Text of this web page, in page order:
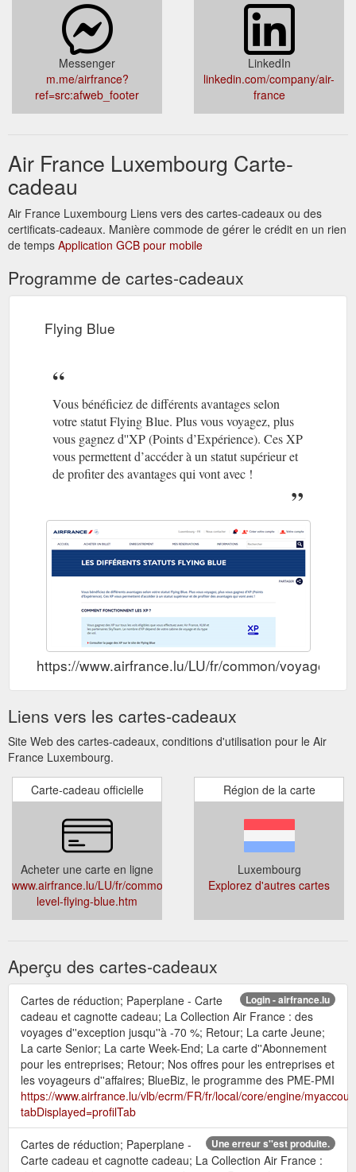
telephone-portable.htm
Messenger
m.me/airfrance?
ref=src:afweb_footer
LinkedIn
linkedin.com/company/air-
france
Air France Luxembourg Carte-
cadeau
Air France Luxembourg Liens vers des cartes-cadeaux ou des
certificats-cadeaux. Manière commode de gérer le crédit en un rien
de temps Application GCB pour mobile
Programme de cartes-cadeaux
Flying Blue
Vous bénéficiez de différents avantages selon
votre statut Flying Blue. Plus vous voyagez, plus
vous gagnez d''XP (Points d’Expérience). Ces XP
vous permettent d’accéder à un statut supérieur et
de profiter des avantages qui vont avec !
https://www.airfrance.lu/LU/fr/common/
Liens vers les cartes-cadeaux
Site Web des cartes-cadeaux, conditions d'utilisation pour le Air
France Luxembourg.
Carte-cadeau officielle
Acheter une carte en ligne
www.airfrance.lu/LU/fr/common/voyageurfrequent/flyingblue/change-
level-flying-blue.htm
Région de la carte
Luxembourg
Explorez d'autres cartes
Aperçu des cartes-cadeaux
Login - airfrance.lu
Cartes de réduction; Paperplane - Carte
cadeau et cagnotte cadeau; La Collection Air France : des
voyages d''exception jusqu''à -70 %; Retour; La carte Jeune;
La carte Senior; La carte Week-End; La carte d''Abonnement
pour les entreprises; Retour; Nos offres pour les entreprises et
les voyageurs d''affaires; BlueBiz, le programme des PME-PMI
https://www.airfrance.lu/vlb/ecrm/FR/fr/local/core/engine/
tabDisplayed=profilTab
Une erreur s''est produite.
Cartes de réduction; Paperplane -
Carte cadeau et cagnotte cadeau; La Collection Air France :